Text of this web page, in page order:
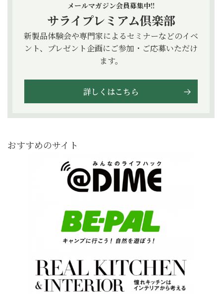
メールマガジン会員募集中!!
サライプレミアム倶楽部
新製品体験会や専門家によるセミナーなどのイベ
ント、プレゼント企画にご参加・ご応募いただけ
ます。
詳しくはこちら
おすすめのサイト